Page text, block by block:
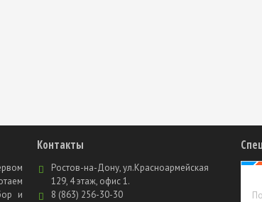
и
Контакты
Ростов-на-Дону, ул.Красноармейская
129, 4 этаж, офис 1.
8 (863) 256-30-30